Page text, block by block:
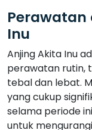
Perawatan
Inu
Anjing Akita Inu
perawatan rutin,
tebal dan lebat.
yang cukup
selama periode
untuk